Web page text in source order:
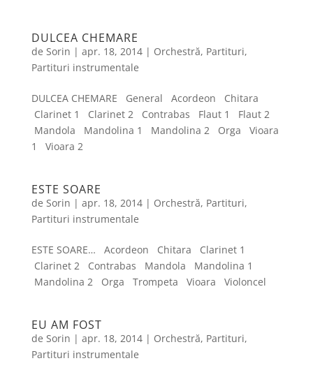
DULCEA CHEMARE
de Sorin | apr. 18, 2014| Orchestră, Partituri,
Partituri instrumentale
DULCEA CHEMARE General Acordeon Chitara
Clarinet 1 Clarinet 2 Contrabas Flaut 1 Flaut 2
Mandola Mandolina 1 Mandolina 2 Orga Vioara
1 Vioara 2
ESTE SOARE
de Sorin | apr. 18, 2014| Orchestră, Partituri,
Partituri instrumentale
ESTE SOARE… Acordeon Chitara Clarinet 1
Clarinet 2 Contrabas Mandola Mandolina 1
Mandolina 2 Orga Trompeta Vioara Violoncel
EU AM FOST
de Sorin | apr. 18, 2014| Orchestră, Partituri,
Partituri instrumentale